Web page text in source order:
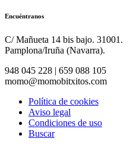
Encuéntranos
C/ Mañueta 14 bis bajo. 31001.
Pamplona/Iruña (Navarra).
948 045 228 | 659 088 105
momo@momobitxitos.com
Política de cookies
Aviso legal
Condiciones de uso
Buscar